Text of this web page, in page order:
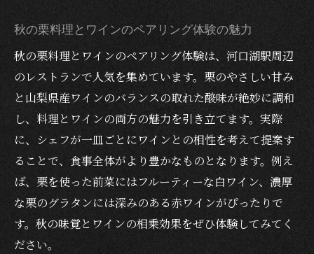
かぼちゃ料理が主役のレストラン秋限定メ
ニュー
秋のかぼちゃとワインペアリングの楽しみ
方
かぼちゃと甲州ワインビーフの絶妙な組み
合わせ
デートや誕生日におすすめの個室レストラ
秋限定かぼちゃディナーの予約ポイント
秋の栗料理とワインのペアリング体験の魅力
秋の栗料理とワインのペアリング体験は、河口湖駅周辺
のレストランで人気を集めています。栗のやさしい甘み
と山梨県産ワインのバランスの取れた酸味が絶妙に調和
し、料理とワインの両方の魅力を引き立てます。実際
に、シェフが一皿ごとにワインとの相性を考えて提案す
ることで、食事全体がより豊かなものとなります。例え
ば、栗を使った前菜にはフルーティーな白ワイン、濃厚
な栗のグラタンには深みのある赤ワインがぴったりで
す。秋の味覚とワインの相乗効果をぜひ体験してみてく
ださい。